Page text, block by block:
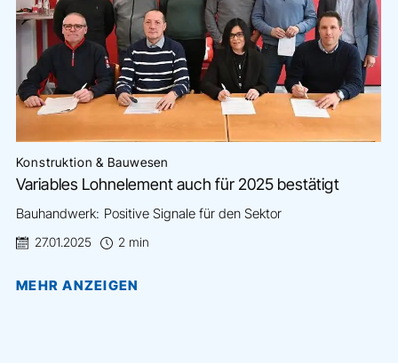
Konstruktion & Bauwesen
Variables Lohnelement auch für 2025 bestätigt
Bauhandwerk: Positive Signale für den Sektor
27.01.2025 2 min
MEHR ANZEIGEN